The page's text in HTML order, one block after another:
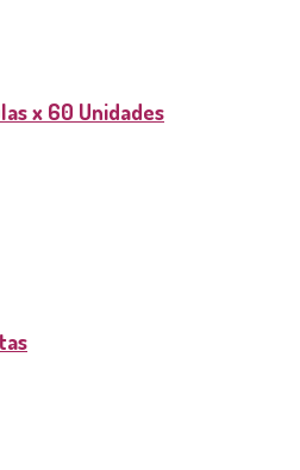
x 60 Unidades